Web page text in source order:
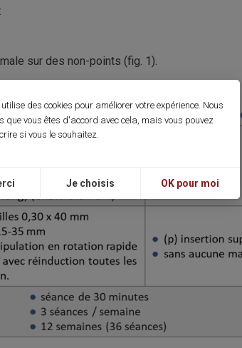
sur des non-points (fig. 1).
des cookies pour améliorer votre expérience. Nous
que vous êtes d'accord avec cela, mais vous pouvez
si vous le souhaitez.
Je choisis OK pour moi